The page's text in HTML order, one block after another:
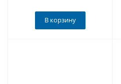
В корзину